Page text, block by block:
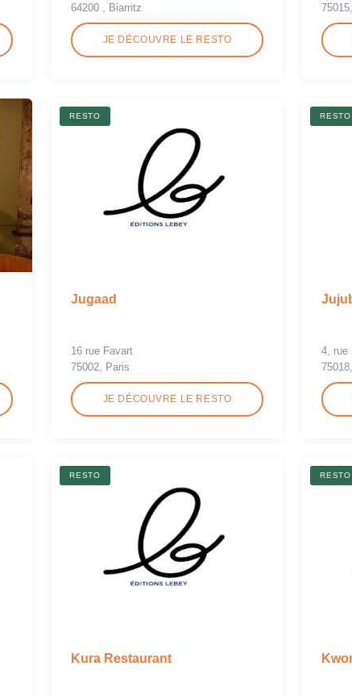
64200 , Biarritz
JE DÉCOUVRE LE RESTO
RESTO
Jugaad
16 rue Favart
75002, Paris
JE DÉCOUVRE LE RESTO
RESTO
4, rue
RESTO
Kura Restaurant
RESTO